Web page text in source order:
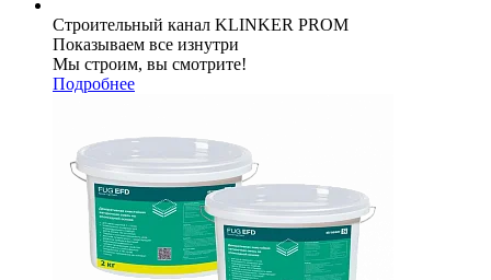
Строительный канал KLINKER PROM
Показываем все изнутри
Мы строим, вы смотрите!
Подробнее